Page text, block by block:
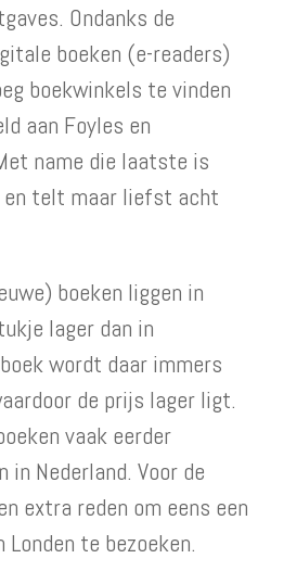
Ondanks de
boeken (e-readers)
boekwinkels te vinden
aan Foyles en
name die laatste is
en telt maar liefst acht
boeken liggen in
lager dan in
wordt daar immers
de prijs lager ligt.
vaak eerder
in Nederland. Voor de
extra reden om eens een
te bezoeken.